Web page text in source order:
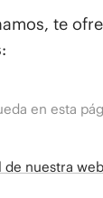
te
en esta
nuestra